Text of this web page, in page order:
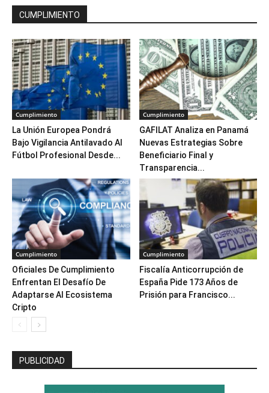
CUMPLIMIENTO
Cumplimiento
La Unión Europea Pondrá
Bajo Vigilancia Antilavado Al
Fútbol Profesional Desde...
Cumplimiento
GAFILAT Analiza en Panamá
Nuevas Estrategias Sobre
Beneficiario Final y
Transparencia...
Cumplimiento
Oficiales De Cumplimiento
Enfrentan El Desafío De
Adaptarse Al Ecosistema
Cripto
Cumplimiento
Fiscalía Anticorrupción de
España Pide 173 Años de
Prisión para Francisco...
PUBLICIDAD